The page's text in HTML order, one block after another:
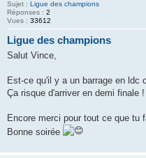
Sujet : Ligue des champions
Réponses : 2
Vues : 33612
Ligue des champions
Salut Vince,
Est-ce qu'il y a un barrage en ldc
Ça risque d'arriver en demi finale !
Encore merci pour tout ce que tu
Bonne soirée